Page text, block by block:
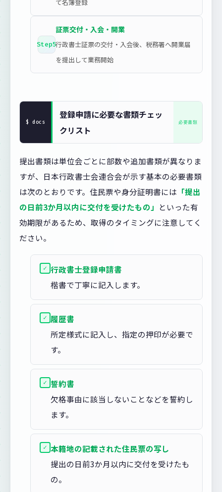
て名簿登録
Step5
証票交付・入会・開業
行政書士証票の交付・入会後、税務署へ開業届
を提出して業務開始
登録申請に必要な書類チェッ
クリスト
提出書類は単位会ごとに部数や追加書類が異なりま
すが、日本行政書士会連合会が示す基本の必要書類
は次のとおりです。住民票や身分証明書には 「提出
の日前3か月以内に交付を受けたもの」 といった有
効期限があるため、取得のタイミングに注意してく
ださい。
✓ 行政書士登録申請書
楷書で丁寧に記入します。
✓ 履歴書
所定様式に記入し、指定の押印が必要で
す。
✓ 誓約書
欠格事由に該当しないことなどを誓約し
ます。
✓ 本籍地の記載された住民票の写し
提出の日前3か月以内に交付を受けたも
の。